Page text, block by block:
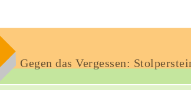
Gegen das Vergessen: